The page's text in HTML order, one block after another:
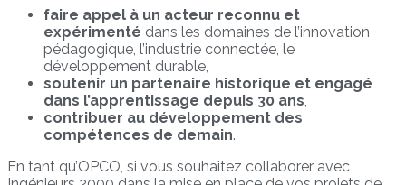
faire appel à un acteur reconnu et
expérimenté dans les domaines de l’innovation
pédagogique, l’industrie connectée, le
développement durable,
soutenir un partenaire historique et engagé
dans l’apprentissage depuis 30 ans,
contribuer au développement des
compétences de demain.
En tant qu’OPCO, si vous souhaitez collaborer avec